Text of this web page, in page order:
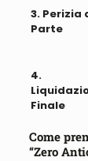
3. Perizia
Parte
4.
Finale
Come
“Zero